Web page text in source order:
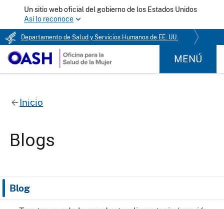
Un sitio web oficial del gobierno de los Estados Unidos
Así lo reconoce
Departamento de Salud y Servicios Humanos de EE. UU.
MENÚ
Inicio
Blog
Blogs